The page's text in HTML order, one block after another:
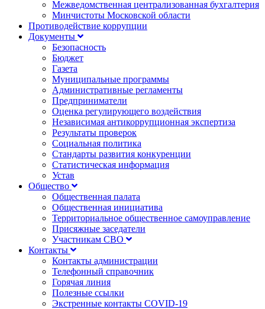
Межведомственная централизованная бухгалтерия
Минчистоты Московской области
Противодействие коррупции
Документы
Безопасность
Бюджет
Газета
Муниципальные программы
Административные регламенты
Предприниматели
Оценка регулирующего воздействия
Независимая антикоррупционная экспертиза
Результаты проверок
Социальная политика
Стандарты развития конкуренции
Статистическая информация
Устав
Общество
Общественная палата
Общественная инициатива
Территориальное общественное самоуправление
Присяжные заседатели
Участникам СВО
Контакты
Контакты администрации
Телефонный справочник
Горячая линия
Полезные ссылки
Экстренные контакты COVID-19